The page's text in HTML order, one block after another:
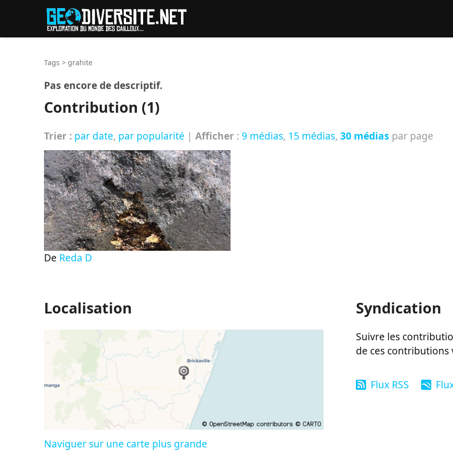
Tags > grahite
Pas encore de descriptif.
Contribution (1)
Trier : par date, par popularité | Afficher : 9 médias, 15 médias, 30 médias par page
De Reda D
Localisation
Naviguer sur une carte plus grande
Syndication
Suivre les
de ces
Flux RSS